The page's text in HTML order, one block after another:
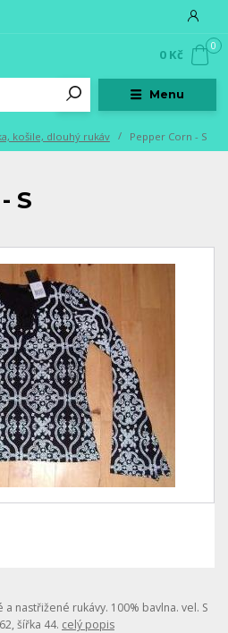
Menu
0
0 Kč
košile, dlouhý rukáv Pepper Corn - S
S
nastřižené rukávy. 100% bavlna. vel. S
šířka 44. celý popis